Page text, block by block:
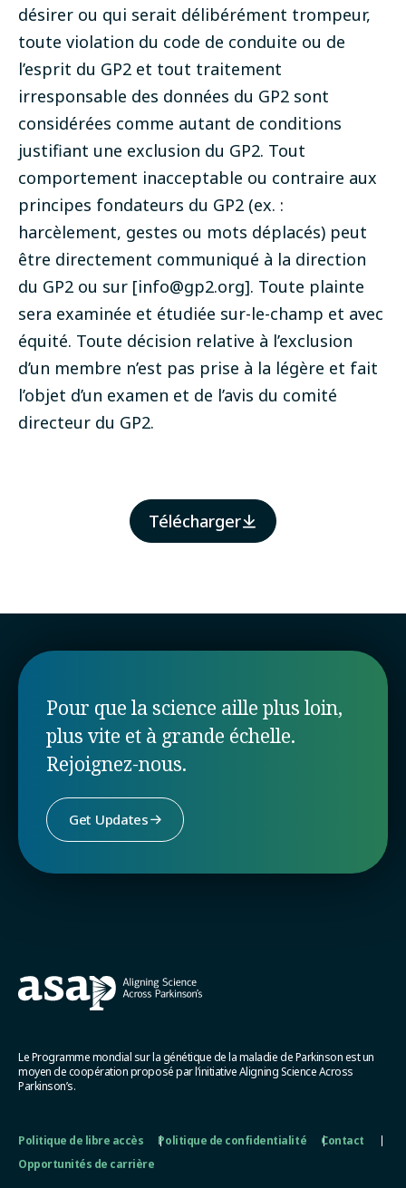
désirer ou qui serait délibérément trompeur,
toute violation du code de conduite ou de
l’esprit du GP2 et tout traitement
irresponsable des données du GP2 sont
considérées comme autant de conditions
justifiant une exclusion du GP2. Tout
comportement inacceptable ou contraire aux
principes fondateurs du GP2 (ex. :
harcèlement, gestes ou mots déplacés) peut
être directement communiqué à la direction
du GP2 ou sur [info@gp2.org]. Toute plainte
sera examinée et étudiée sur-le-champ et avec
équité. Toute décision relative à l’exclusion
d’un membre n’est pas prise à la légère et fait
l’objet d’un examen et de l’avis du comité
directeur du GP2.
Télécharger
Pour que la science aille plus loin,
plus vite et à grande échelle.
Rejoignez-nous.
Get Updates
Le Programme mondial sur la génétique de la maladie de Parkinson est un
moyen de coopération proposé par l’initiative Aligning Science Across
Parkinson’s.
Politique de libre accès Politique de confidentialité
Contact
Opportunités de carrière